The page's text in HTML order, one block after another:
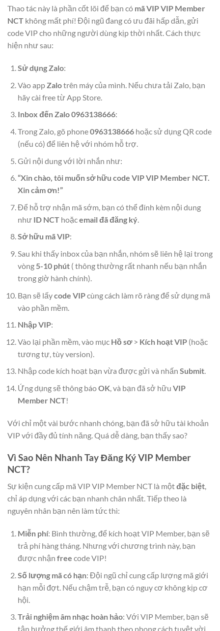
Thao tác này là phần cốt lõi để bạn có mã VIP VIP Member
NCT không mất phí! Đội ngũ đang có ưu đãi hấp dẫn, gửi
code VIP cho những người dùng kịp thời nhất. Cách thực
hiện như sau:
Sử dụng Zalo:
Vào appZalotrên máy của mình. Nếu chưa tải Zalo, bạn
hãy cài free từ App Store.
Inbox đến Zalo 0963138666:
Trong Zalo, gõ phone0963138666hoặc sử dụng QR code
(nếu có) để liên hệ với nhóm hỗ trợ.
Gửi nội dung với lời nhắn như:
“Xin chào, tôi muốn sở hữu code VIP VIP Member NCT.
Xin cảm ơn!”
Để hỗ trợ nhận mã sớm, bạn có thể đính kèm nội dung
như ID NCThoặcemail đã đăng ký.
Sở hữu mã VIP:
Sau khi thấy inbox của bạn nhắn, nhóm sẽ liên hệ lại trong
vòng 5-10 phút( thông thường rất nhanh nếu bạn nhắn
trong giờ hành chính).
Bạn sẽ lấycode VIPcùng cách làm rõ ràng để sử dụng mã
vào phần mềm.
Nhập VIP:
Vào lại phần mềm, vào mục Hồ sơ> Kích hoạt VIP(hoặc
tương tự, tùy version).
Nhập code kích hoạt bạn vừa được gửi và nhấn Submit.
Ứng dụng sẽ thông báoOK, và bạn đã sở hữu VIP
Member NCT!
Với chỉ một vài bước nhanh chóng, bạn đã sở hữu tài khoản
VIP với đầy đủ tính năng. Quá dễ dàng, bạn thấy sao?
Vì Sao Nên Nhanh Tay Đăng Ký VIP Member
NCT?
Sự kiện cung cấp mã VIP VIP Member NCT là mộtđặc biệt,
chỉ áp dụng với các bạn nhanh chân nhất. Tiếp theo là
nguyên nhân bạn nên làm tức thì:
Miễn phí: Bình thường, để kích hoạt VIP Member, bạn sẽ
trả phí hàng tháng. Nhưng với chương trình này, bạn
được nhận free code VIP!
Số lượng mã có hạn: Đội ngũ chỉ cung cấp lượng mã giới
hạn mỗi đợt. Nếu chậm trễ, bạn có nguy cơ không kịp cơ
hội.
Trải nghiệm âm nhạc hoàn hảo: Với VIP Member, bạn sẽ
tận hưởng thế giới âm thanh theo phong cách tuyệt vời,